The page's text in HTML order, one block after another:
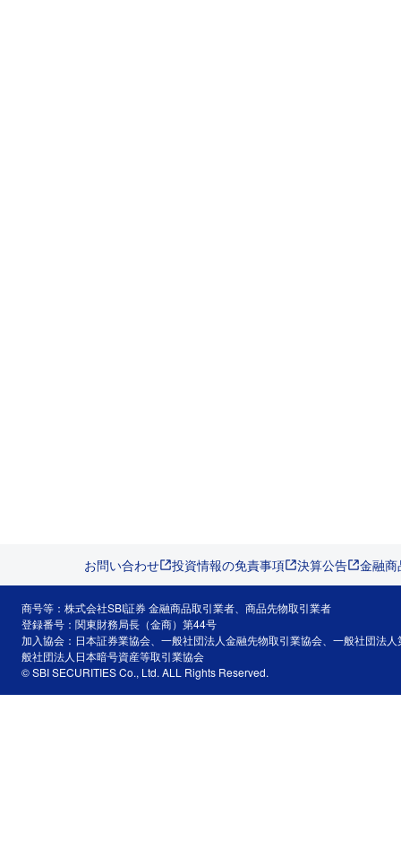
お問い合わせ 投資情報の免責事項 決算公告 金融
商号等：株式会社SBI証券 金融商品取引業者、商品先物取引業者
登録番号：関東財務局長（金商）第44号
加入協会：日本証券業協会、一般社団法人金融先物取引業協会、一般社団法
般社団法人日本暗号資産等取引業協会
© SBI SECURITIES Co., Ltd. ALL Rights Reserved.